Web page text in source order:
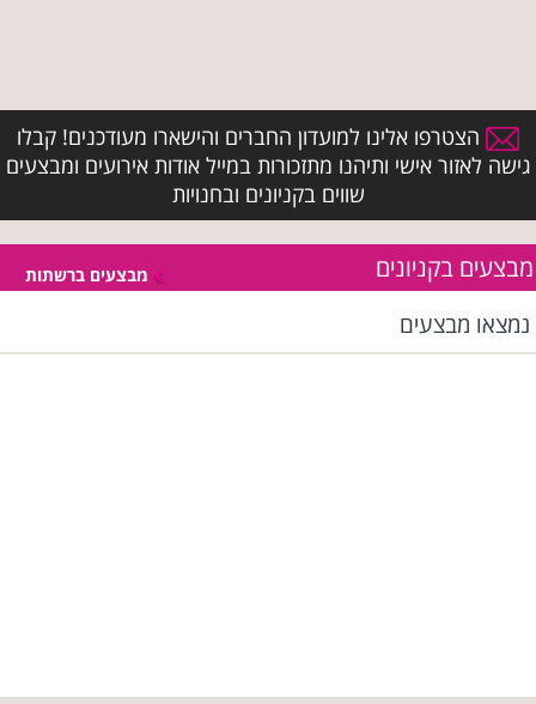
הצטרפו אלינו למועדון החברים והישארו מעודכנים! קבלו
גישה לאזור אישי ותיהנו מתזכורות במייל אודות אירועים ומבצעים
שווים בקניונים ובחנויות
מבצעים בקניונים מבצעים ברשתות
נמצאו מבצעים